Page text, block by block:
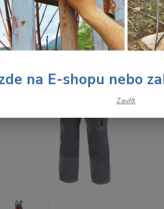
na E-shopu nebo
Zavřít